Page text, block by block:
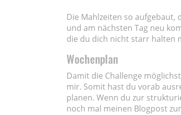
Die Mahlzeiten so aufgebaut,
und am nächsten Tag neu
die du dich nicht starr halten
Wochenplan
Damit die Challenge
mir. Somit hast du vorab
planen. Wenn du zur
noch mal meinen Blogpost